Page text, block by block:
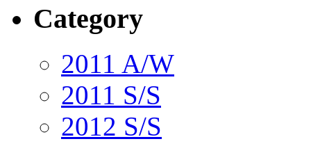
Category
2011 A/W
2011 S/S
2012 S/S